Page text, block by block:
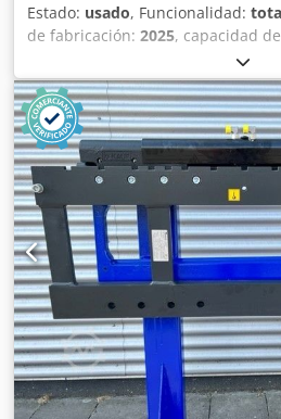
Estado: usado, Funcionalidad:
de fabricación: 2025, capacidad
, longitud total:
construcción:1,200 mm,
gravedad de la carga: 500 Clase
4999 kg Cedpfx Aolapzgjd Iorf
Descripción: Tipo: Deslizador
mediante raíles deslizantes. Clase
FEM3. Capacidad en el centro de
(kg): 3500. Centro de gravedad de
Grosor de la instalación (LL) (mm):
deslizador lateral: 100 + 100 mm.
soporte de la horquilla (W6)
chasis (W4) (mm): 1200. Centro
horizontal (HCG) (mm): 29. Peso
acoplamiento (G) (kg): 75. Modelo
acoplamiento: 1. Presión máxima
lateral (bar): 220.